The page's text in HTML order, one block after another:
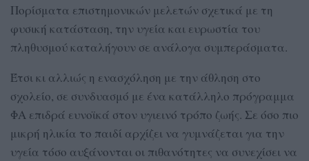
Πορίσματα επιστημονικών μελετών σχετικά με τη
φυσική κατάσταση, την υγεία και ευρωστία του
πληθυσμού καταλήγουν σε ανάλογα συμπεράσματα.
Έτσι κι αλλιώς η ενασχόληση με την άθληση στο
σχολείο, σε συνδυασμό με ένα κατάλληλο πρόγραμμα
ΦΑ επιδρά ευνοϊκά στον υγιεινό τρόπο ζωής. Σε όσο πιο
μικρή ηλικία το παιδί αρχίζει να γυμνάζεται για την
υγεία τόσο αυξάνονται οι πιθανότητες να συνεχίσει να